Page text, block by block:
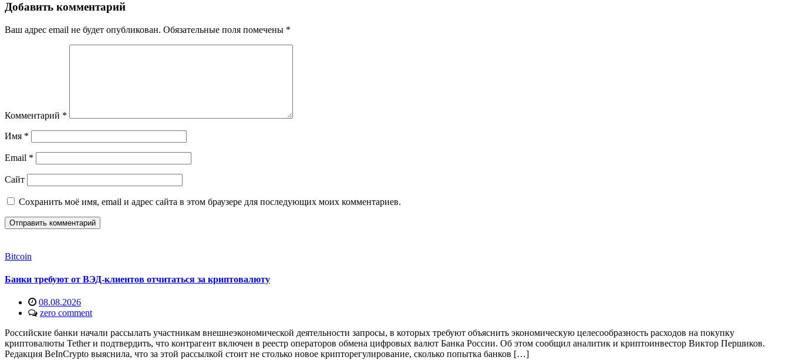
Добавить комментарий
Ваш адрес email не будет опубликован. Обязательные поля помечены *
Комментарий *
Имя *
Email *
Сайт
Сохранить моё имя, email и адрес сайта в этом браузере для последующих моих комментариев.
Bitcoin
Банки требуют от ВЭД-клиентов отчитаться за криптовалюту
08.08.2026
zero comment
Российские банки начали рассылать участникам внешнеэкономической деятельности запросы, в которых требуют объяснить экономическую целесообразность расходов на покупку
криптовалюты Tether и подтвердить, что контрагент включен в реестр операторов обмена цифровых валют Банка России. Об этом сообщил аналитик и криптоинвестор Виктор Першиков.
Редакция BeInCrypto выяснила, что за этой рассылкой стоит не столько новое крипторегулирование, сколько попытка банков […]